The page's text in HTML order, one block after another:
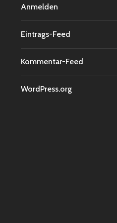
Anmelden
Eintrags-Feed
Kommentar-Feed
WordPress.org